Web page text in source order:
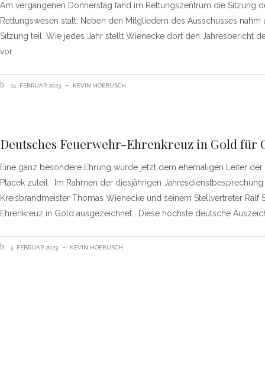
Am vergangenen Donnerstag fand im Rettungszentrum die Sitzung
Rettungswesen statt. Neben den Mitgliedern des Ausschusses
Sitzung teil. Wie jedes Jahr stellt Wienecke dort den Jahresbericht
vor.
24. FEBRUAR 2023 KEVIN HOEBUSCH
Deutsches Feuerwehr-Ehrenkreuz in Gold für
Eine ganz besondere Ehrung wurde jetzt dem ehemaligen Leiter
Ptacek zuteil. Im Rahmen der diesjährigen
Kreisbrandmeister Thomas Wienecke und seinem Stellvertreter Ralf
Ehrenkreuz in Gold ausgezeichnet. Diese höchste deutsche
3. FEBRUAR 2023 KEVIN HOEBUSCH